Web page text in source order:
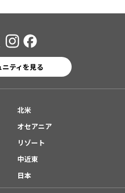
ニティを見る
北米
オセアニア
リゾート
中近東
日本